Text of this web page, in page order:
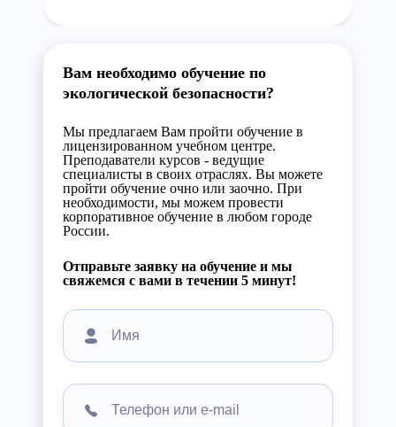
Вам необходимо обучение по
экологической безопасности?
Мы предлагаем Вам пройти обучение в
лицензированном учебном центре.
Преподаватели курсов - ведущие
специалисты в своих отраслях. Вы можете
пройти обучение очно или заочно. При
необходимости, мы можем провести
корпоративное обучение в любом городе
России.
Отправьте заявку на обучение и мы
свяжемся с вами в течении 5 минут!